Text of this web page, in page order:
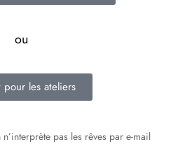
ou
pour les ateliers
pas les rêves par e-mail